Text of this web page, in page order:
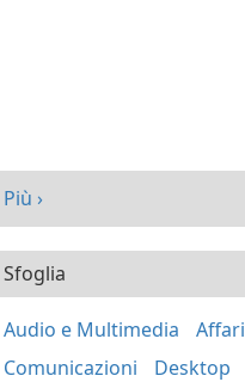
Più ›
Sfoglia
Audio e Multimedia
Affari
Comunicazioni
Desktop